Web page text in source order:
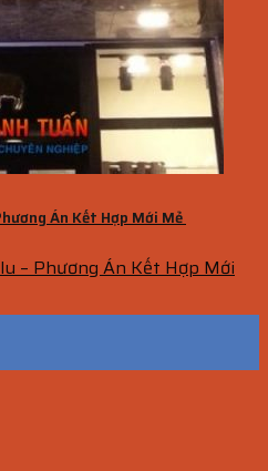
Án Kết Hợp Mới Mẻ
– Phương Án Kết Hợp Mới